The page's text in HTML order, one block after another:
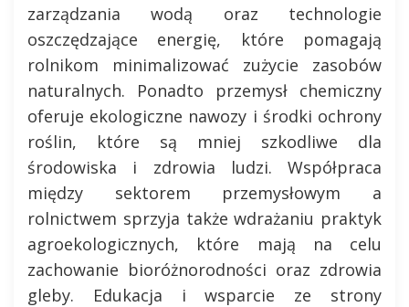
zarządzania wodą oraz technologie
oszczędzające energię, które pomagają
rolnikom minimalizować zużycie zasobów
naturalnych. Ponadto przemysł chemiczny
oferuje ekologiczne nawozy i środki ochrony
roślin, które są mniej szkodliwe dla
środowiska i zdrowia ludzi. Współpraca
między sektorem przemysłowym a
rolnictwem sprzyja także wdrażaniu praktyk
agroekologicznych, które mają na celu
zachowanie bioróżnorodności oraz zdrowia
gleby. Edukacja i wsparcie ze strony